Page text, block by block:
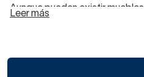
Aunque pueden existir
A la hora de decantarte por
Leer más